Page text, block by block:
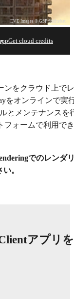
EVE Images © GSP Städtebau
Get cloud credits
ンをクラウド上でレ
をオンラインで実
とメンテナンスを
フォームで利用でき
でのレンダ
。
アプリを